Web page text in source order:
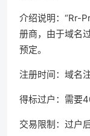
介绍说明：“Rr-
册商，由于域名
预定。
注册时间：域名
得标过户：需要
交易限制：过户